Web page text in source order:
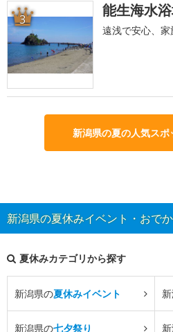
3 能生海水
遠浅で安心、
新潟県の夏の人気ス
新潟県の夏休みイベント・おで
夏休みカテゴリから探す
新潟県の夏休みイベント
新潟県の七夕祭り